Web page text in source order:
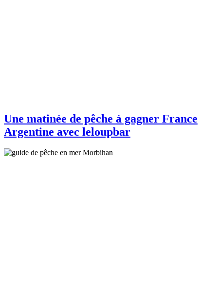
Une matinée de pêche à gagner France
Argentine avec leloupbar